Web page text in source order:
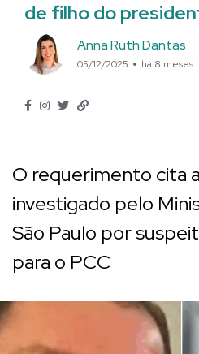
de filho do
Anna Ruth Dantas
05/12/2025 há 8 meses
O requerimento cita
investigado pelo
São Paulo por
para o PCC